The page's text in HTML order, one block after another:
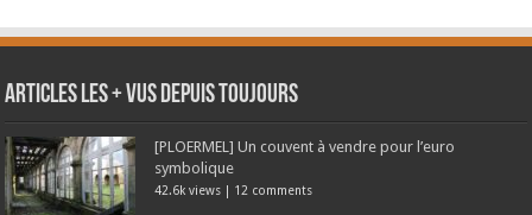
Articles les + vus depuis toujours
[PLOERMEL] Un couvent à vendre pour l’euro
symbolique
42.6k views | 12 comments